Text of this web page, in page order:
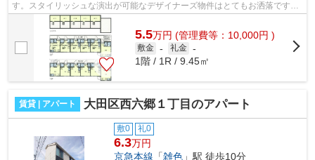
す。スタイリッシュな演出が可能なデザイナーズ物件はとてもお洒落です。
アクセスの良い徒歩9分の物件です。大...
5.5万円 (管理費等：10,000円 )
敷金 - 礼金 -
1階 / 1R / 9.45㎡
賃貸 | アパート 大田区西六郷１丁目のアパート
敷0 礼0
6.3万円
京急本線 「雑色 」駅 徒歩10分